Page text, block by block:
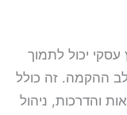
עסקי יכול לתמוך
ההקמה. זה כולל
והדרכות, ניהול